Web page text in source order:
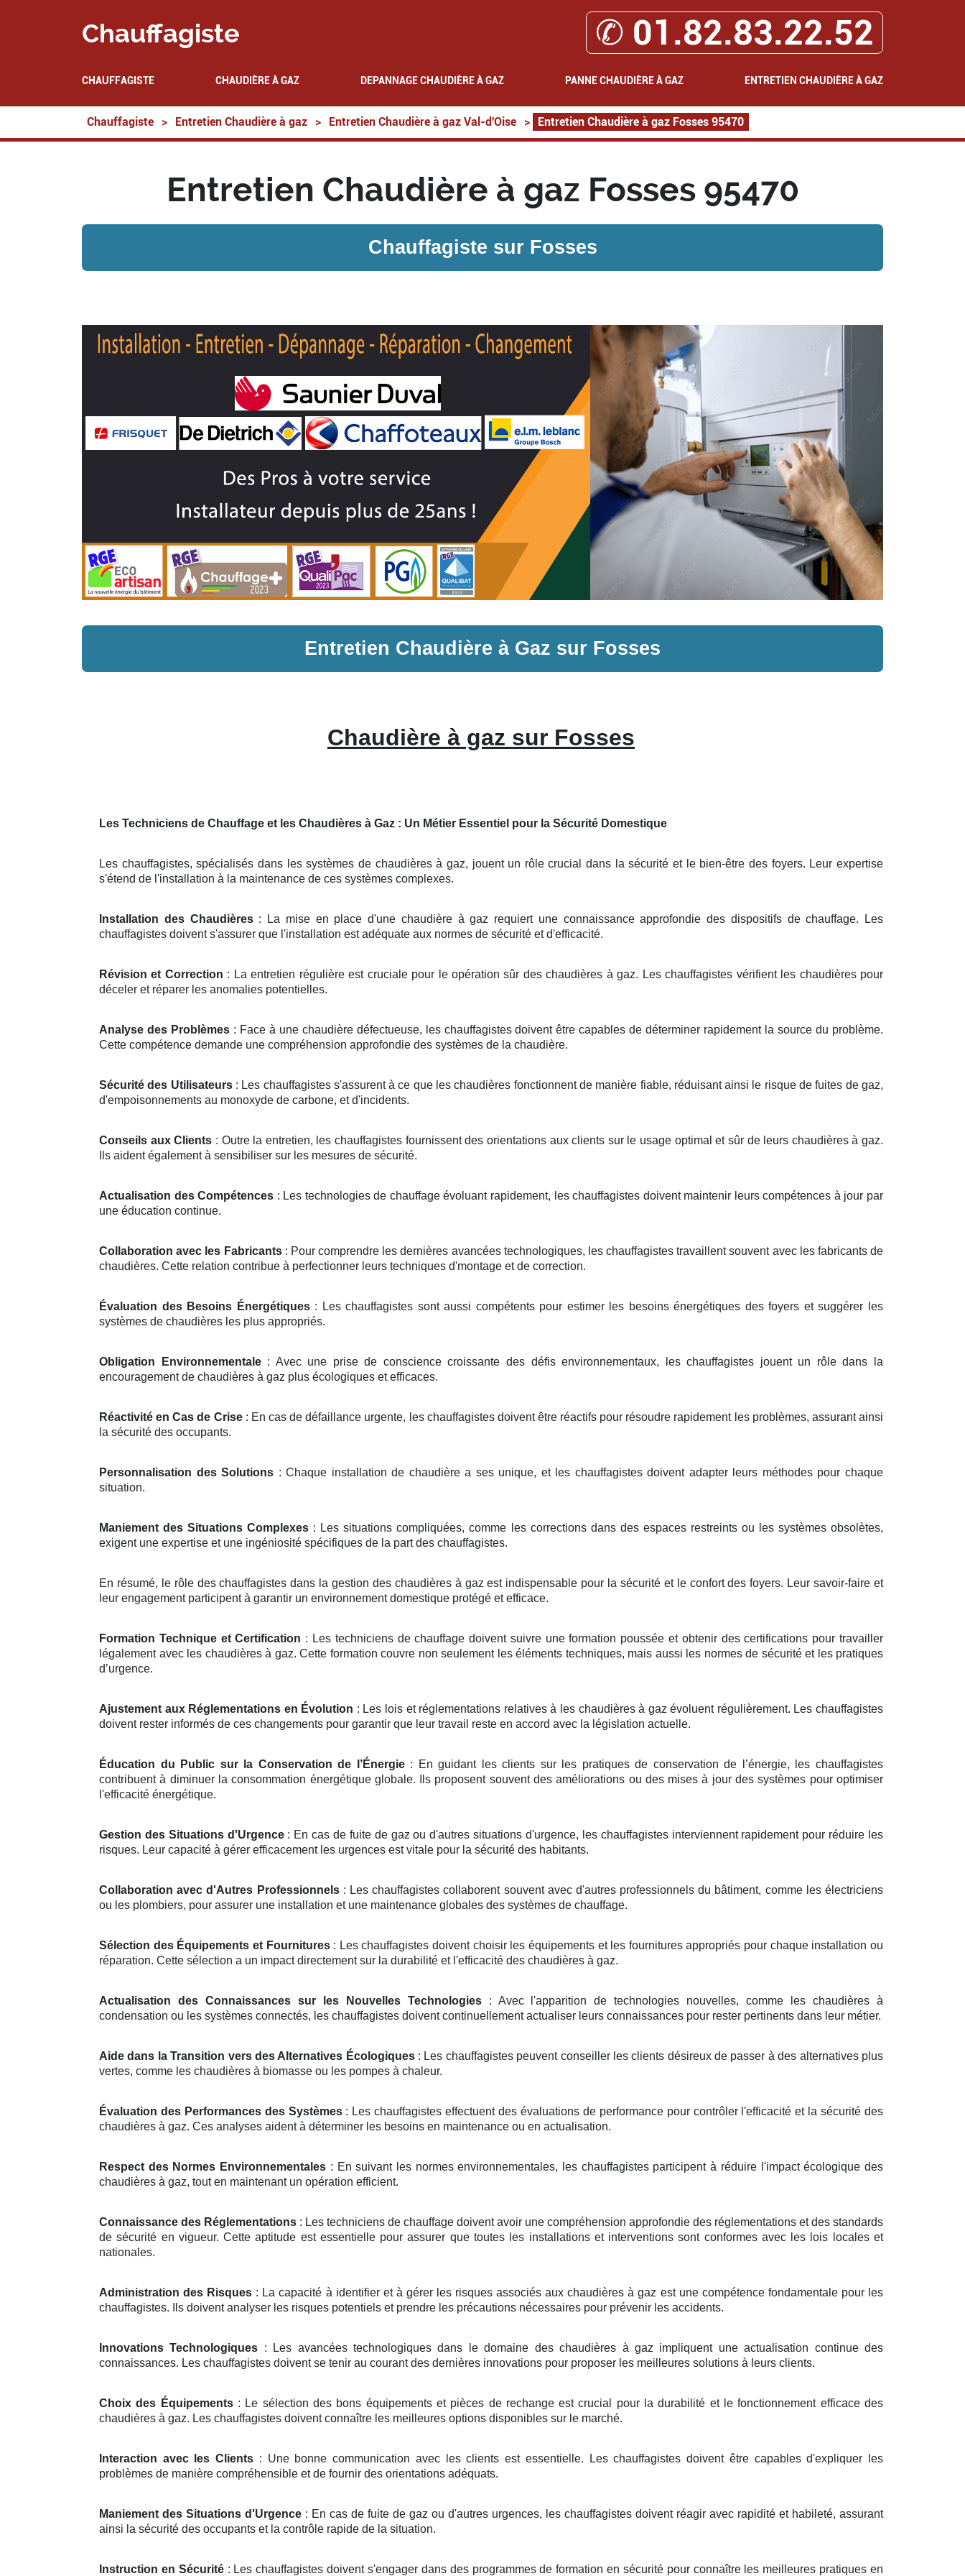
Chauffagiste ✆ 01.82.83.22.52
CHAUFFAGISTE CHAUDIÈRE À GAZ DEPANNAGE CHAUDIÈRE À GAZ PANNE CHAUDIÈRE À GAZ ENTRETIEN CHAUDIÈRE À GAZ
Chauffagiste > Entretien Chaudière à gaz > Entretien Chaudière à gaz Val-d'Oise > Entretien Chaudière à gaz Fosses 95470
Entretien Chaudière à gaz Fosses 95470
Chauffagiste sur Fosses
Entretien Chaudière à Gaz sur Fosses
Chaudière à gaz sur Fosses
Les Techniciens de Chauffage et les Chaudières à Gaz : Un Métier Essentiel pour la Sécurité Domestique
Les chauffagistes, spécialisés dans les systèmes de chaudières à gaz, jouent un rôle crucial dans la sécurité et le bien-être des foyers. Leur expertise
s'étend de l'installation à la maintenance de ces systèmes complexes.
Installation des Chaudières: La mise en place d'une chaudière à gaz requiert une connaissance approfondie des dispositifs de chauffage. Les
chauffagistes doivent s'assurer que l'installation est adéquate aux normes de sécurité et d'efficacité.
Révision et Correction : La entretien régulière est cruciale pour le opération sûr des chaudières à gaz. Les chauffagistes vérifient les chaudières pour
déceler et réparer les anomalies potentielles.
Analyse des Problèmes: Face à une chaudière défectueuse, les chauffagistes doivent être capables de déterminer rapidement la source du problème.
Cette compétence demande une compréhension approfondie des systèmes de la chaudière.
Sécurité des Utilisateurs: Les chauffagistes s'assurent à ce que les chaudières fonctionnent de manière fiable, réduisant ainsi le risque de fuites de gaz,
d'empoisonnements au monoxyde de carbone, et d'incidents.
Conseils aux Clients : Outre la entretien, les chauffagistes fournissent des orientations aux clients sur le usage optimal et sûr de leurs chaudières à gaz.
Ils aident également à sensibiliser sur les mesures de sécurité.
Actualisation des Compétences : Les technologies de chauffage évoluant rapidement, les chauffagistes doivent maintenir leurs compétences à jour par
une éducation continue.
Collaboration avec les Fabricants: Pour comprendre les dernières avancées technologiques, les chauffagistes travaillent souvent avec les fabricants de
chaudières. Cette relation contribue à perfectionner leurs techniques d'montage et de correction.
Évaluation des Besoins Énergétiques: Les chauffagistes sont aussi compétents pour estimer les besoins énergétiques des foyers et suggérer les
systèmes de chaudières les plus appropriés.
Obligation Environnementale: Avec une prise de conscience croissante des défis environnementaux, les chauffagistes jouent un rôle dans la
encouragement de chaudières à gaz plus écologiques et efficaces.
Réactivité en Cas de Crise: En cas de défaillance urgente, les chauffagistes doivent être réactifs pour résoudre rapidement les problèmes, assurant ainsi
la sécurité des occupants.
Personnalisation des Solutions : Chaque installation de chaudière a ses unique, et les chauffagistes doivent adapter leurs méthodes pour chaque
situation.
Maniement des Situations Complexes : Les situations compliquées, comme les corrections dans des espaces restreints ou les systèmes obsolètes,
exigent une expertise et une ingéniosité spécifiques de la part des chauffagistes.
En résumé, le rôle des chauffagistes dans la gestion des chaudières à gaz est indispensable pour la sécurité et le confort des foyers. Leur savoir-faire et
leur engagement participent à garantir un environnement domestique protégé et efficace.
Formation Technique et Certification : Les techniciens de chauffage doivent suivre une formation poussée et obtenir des certifications pour travailler
légalement avec les chaudières à gaz. Cette formation couvre non seulement les éléments techniques, mais aussi les normes de sécurité et les pratiques
d’urgence.
Ajustement aux Réglementations en Évolution : Les lois et réglementations relatives à les chaudières à gaz évoluent régulièrement. Les chauffagistes
doivent rester informés de ces changements pour garantir que leur travail reste en accord avec la législation actuelle.
Éducation du Public sur la Conservation de l’Énergie: En guidant les clients sur les pratiques de conservation de l’énergie, les chauffagistes
contribuent à diminuer la consommation énergétique globale. Ils proposent souvent des améliorations ou des mises à jour des systèmes pour optimiser
l'efficacité énergétique.
Gestion des Situations d'Urgence: En cas de fuite de gaz ou d'autres situations d'urgence, les chauffagistes interviennent rapidement pour réduire les
risques. Leur capacité à gérer efficacement les urgences est vitale pour la sécurité des habitants.
Collaboration avec d'Autres Professionnels: Les chauffagistes collaborent souvent avec d'autres professionnels du bâtiment, comme les électriciens
ou les plombiers, pour assurer une installation et une maintenance globales des systèmes de chauffage.
Sélection des Équipements et Fournitures: Les chauffagistes doivent choisir les équipements et les fournitures appropriés pour chaque installation ou
réparation. Cette sélection a un impact directement sur la durabilité et l'efficacité des chaudières à gaz.
Actualisation des Connaissances sur les Nouvelles Technologies: Avec l'apparition de technologies nouvelles, comme les chaudières à
condensation ou les systèmes connectés, les chauffagistes doivent continuellement actualiser leurs connaissances pour rester pertinents dans leur métier.
Aide dans la Transition vers des Alternatives Écologiques: Les chauffagistes peuvent conseiller les clients désireux de passer à des alternatives plus
vertes, comme les chaudières à biomasse ou les pompes à chaleur.
Évaluation des Performances des Systèmes: Les chauffagistes effectuent des évaluations de performance pour contrôler l'efficacité et la sécurité des
chaudières à gaz. Ces analyses aident à déterminer les besoins en maintenance ou en actualisation.
Respect des Normes Environnementales : En suivant les normes environnementales, les chauffagistes participent à réduire l'impact écologique des
chaudières à gaz, tout en maintenant un opération efficient.
Connaissance des Réglementations : Les techniciens de chauffage doivent avoir une compréhension approfondie des réglementations et des standards
de sécurité en vigueur. Cette aptitude est essentielle pour assurer que toutes les installations et interventions sont conformes avec les lois locales et
nationales.
Administration des Risques : La capacité à identifier et à gérer les risques associés aux chaudières à gaz est une compétence fondamentale pour les
chauffagistes. Ils doivent analyser les risques potentiels et prendre les précautions nécessaires pour prévenir les accidents.
Innovations Technologiques : Les avancées technologiques dans le domaine des chaudières à gaz impliquent une actualisation continue des
connaissances. Les chauffagistes doivent se tenir au courant des dernières innovations pour proposer les meilleures solutions à leurs clients.
Choix des Équipements: Le sélection des bons équipements et pièces de rechange est crucial pour la durabilité et le fonctionnement efficace des
chaudières à gaz. Les chauffagistes doivent connaître les meilleures options disponibles sur le marché.
Interaction avec les Clients : Une bonne communication avec les clients est essentielle. Les chauffagistes doivent être capables d'expliquer les
problèmes de manière compréhensible et de fournir des orientations adéquats.
Maniement des Situations d'Urgence : En cas de fuite de gaz ou d'autres urgences, les chauffagistes doivent réagir avec rapidité et habileté, assurant
ainsi la sécurité des occupants et la contrôle rapide de la situation.
Instruction en Sécurité: Les chauffagistes doivent s'engager dans des programmes de formation en sécurité pour connaître les meilleures pratiques en